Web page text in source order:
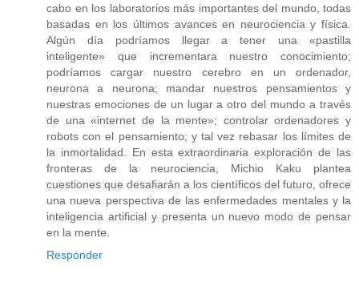
cabo en los laboratorios más importantes del mundo, todas
basadas en los últimos avances en neurociencia y física.
Algún día podríamos llegar a tener una «pastilla
inteligente» que incrementara nuestro conocimiento;
podríamos cargar nuestro cerebro en un ordenador,
neurona a neurona; mandar nuestros pensamientos y
nuestras emociones de un lugar a otro del mundo a través
de una «internet de la mente»; controlar ordenadores y
robots con el pensamiento; y tal vez rebasar los límites de
la inmortalidad. En esta extraordinaria exploración de las
fronteras de la neurociencia, Michio Kaku plantea
cuestiones que desafiarán a los científicos del futuro, ofrece
una nueva perspectiva de las enfermedades mentales y la
inteligencia artificial y presenta un nuevo modo de pensar
en la mente.
Responder